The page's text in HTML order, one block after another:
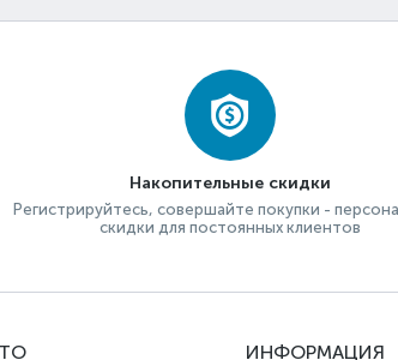
Накопительные скидки
Регистрируйтесь, совершайте покупки -
скидки для постоянных клиентов
ИНФОРМАЦИЯ